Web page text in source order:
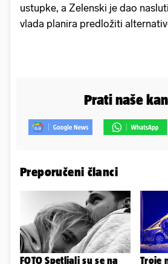
ustupke, a Zelenski je dao
vlada planira predložiti
Prati naše
Preporučeni članci
FOTO Spetljali su se na Troje